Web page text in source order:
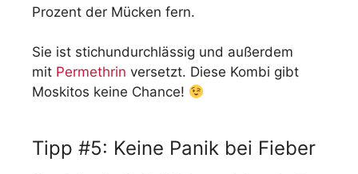
Prozent der Mücken fern.
Sie ist stichundurchlässig und außerdem
mit Permethrin versetzt. Diese Kombi gibt
Moskitos keine Chance!
Tipp #5: Keine Panik bei Fieber